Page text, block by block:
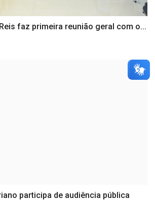
faz primeira reunião geral com o...
participa de audiência pública